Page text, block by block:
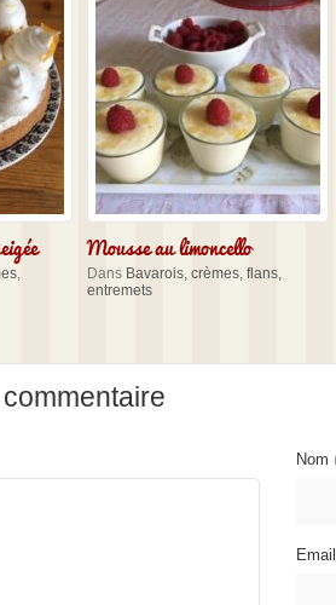
,
Mousse au limoncello
Dans Bavarois, crèmes, flans,
entremets
Nom